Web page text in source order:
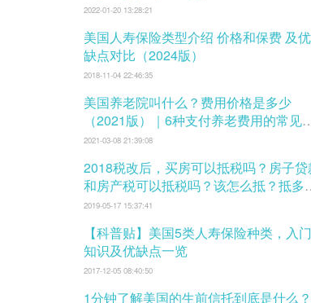
2022-01-20 13:28:21
美国人寿保险类型介绍 价格和保费 及优
缺点对比（2024版）
2018-11-04 22:46:35
美国养老院叫什么？费用价格是多少
（2021版）｜6种支付养老费用的常见
式
2021-03-08 21:39:08
2018税改后，买房可以抵税吗？房子贷
和房产税可以抵税吗？该怎么抵？抵多
税？
2019-05-17 15:37:41
【科普贴】美国5类人寿保险种类，入门
知识及优缺点一览
2017-12-05 08:40:50
1分钟了解美国的生前信托到底是什么？